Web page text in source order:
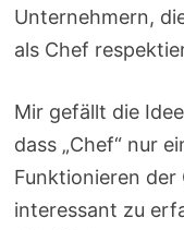
Unternehmern,
als Chef
Mir gefällt die
dass „Chef“ nur
Funktionieren der
interessant zu